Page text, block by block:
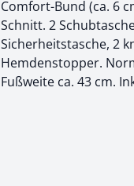
Comfort-Bund (ca. 6
Schnitt. 2
Sicherheitstasche, 2
Hemdenstopper.
Fußweite ca. 43 cm.